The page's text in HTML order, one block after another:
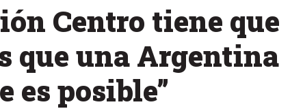
Centro tiene que
que una Argentina
es posible”